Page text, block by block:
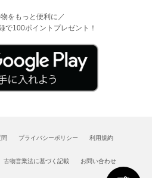
をもっと便利に／
で100ポイントプレゼント！
問 プライバシーポリシー 利用規約
古物営業法に基づく記載 お問い合わせ